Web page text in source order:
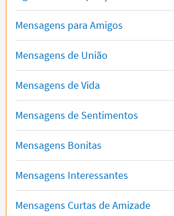
Mensagens para Amigos
Mensagens de União
Mensagens de Vida
Mensagens de Sentimentos
Mensagens Bonitas
Mensagens Interessantes
Mensagens Curtas de Amizade